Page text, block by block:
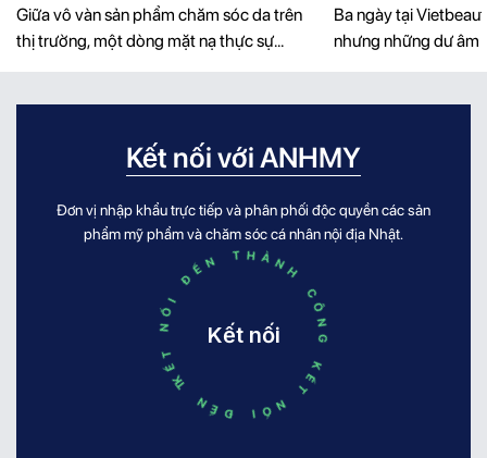
Giữa vô vàn sản phẩm chăm sóc da trên
thị trường, một dòng mặt nạ thực sự
thuyết phục người dùng không chỉ cần
cầu của làn da. POSH KOSH tạo dấu ấn
bằng cách kết hợp [...]
FOUNDATION
GIỜ HẾT!
Ba ngày tại
nhưng những dư âm
luôn đông kín
AnhMy Foundation.
triển lãm mỹ phẩm,
Kết nối với ANHMY
Đơn vị nhập khẩu trực tiếp và phân phối độc quyền các sản
phẩm mỹ phẩm và chăm sóc cá nhân nội địa Nhật.
KẾT NỐI ĐẾN THÀNH CÔNG KẾT NỐI ĐẾN THÀNH CÔNG
Kết nối